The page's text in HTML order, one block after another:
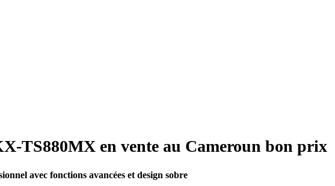
TS880MX en vente au Cameroun bon prix
avec fonctions avancées et design sobre